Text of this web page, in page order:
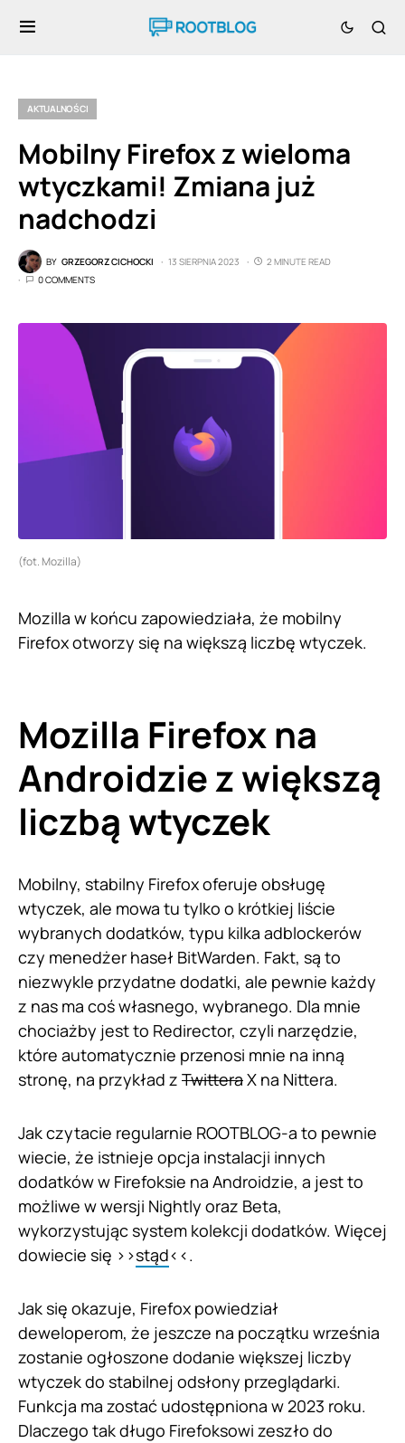
AKTUALNOŚCI
Mobilny Firefox z wieloma
wtyczkami! Zmiana już
nadchodzi
BY GRZEGORZ CICHOCKI 13 SIERPNIA 2023
2 MINUTE READ
0 COMMENTS
(fot. Mozilla)
Mozilla w końcu zapowiedziała, że mobilny
Firefox otworzy się na większą liczbę wtyczek.
Mozilla Firefox na
Androidzie z większą
liczbą wtyczek
Mobilny, stabilny Firefox oferuje obsługę
wtyczek, ale mowa tu tylko o krótkiej liście
wybranych dodatków, typu kilka adblockerów
czy menedżer haseł BitWarden. Fakt, są to
niezwykle przydatne dodatki, ale pewnie każdy
z nas ma coś własnego, wybranego. Dla mnie
chociażby jest to Redirector, czyli narzędzie,
które automatycznie przenosi mnie na inną
stronę, na przykład z TwitteraX na Nittera.
Jak czytacie regularnie ROOTBLOG-a to pewnie
wiecie, że istnieje opcja instalacji innych
dodatków w Firefoksie na Androidzie, a jest to
możliwe w wersji Nightly oraz Beta,
wykorzystując system kolekcji dodatków. Więcej
dowiecie się >>stąd<<.
Jak się okazuje, Firefox powiedział
deweloperom, że jeszcze na początku września
zostanie ogłoszone dodanie większej liczby
wtyczek do stabilnej odsłony przeglądarki.
Funkcja ma zostać udostępniona w 2023 roku.
Dlaczego tak długo Firefoksowi zeszło do